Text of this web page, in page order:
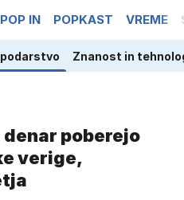
POP IN POPKAST VREME
Znanost in
poberejo
verige,